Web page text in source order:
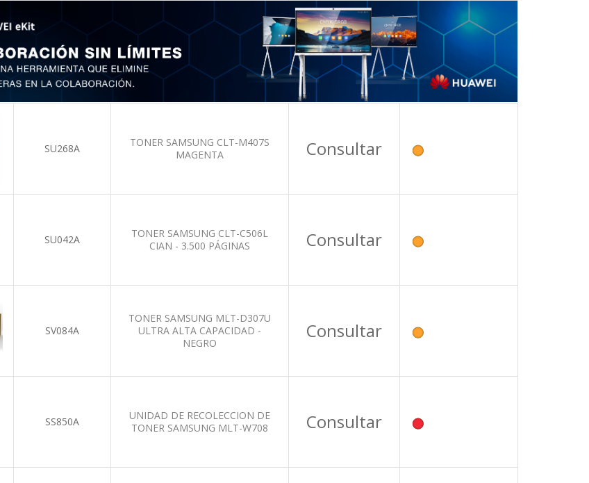
SU268A
TONER SAMSUNG CLT-M407S
MAGENTA
Consultar
SU042A
TONER SAMSUNG CLT-C506L
CIAN - 3.500 PÁGINAS
Consultar
SV084A
TONER SAMSUNG MLT-D307U
ULTRA ALTA CAPACIDAD -
NEGRO
Consultar
SS850A
UNIDAD DE RECOLECCION DE
TONER SAMSUNG MLT-W708
Consultar